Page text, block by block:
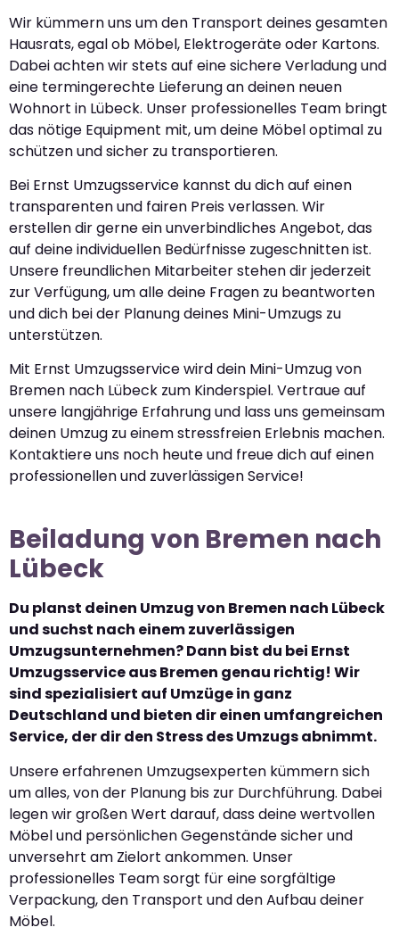
Wir kümmern uns um den Transport deines gesamten
Hausrats, egal ob Möbel, Elektrogeräte oder Kartons.
Dabei achten wir stets auf eine sichere Verladung und
eine termingerechte Lieferung an deinen neuen
Wohnort in Lübeck. Unser professionelles Team bringt
das nötige Equipment mit, um deine Möbel optimal zu
schützen und sicher zu transportieren.
Bei Ernst Umzugsservice kannst du dich auf einen
transparenten und fairen Preis verlassen. Wir
erstellen dir gerne ein unverbindliches Angebot, das
auf deine individuellen Bedürfnisse zugeschnitten ist.
Unsere freundlichen Mitarbeiter stehen dir jederzeit
zur Verfügung, um alle deine Fragen zu beantworten
und dich bei der Planung deines Mini-Umzugs zu
unterstützen.
Mit Ernst Umzugsservice wird dein Mini-Umzug von
Bremen nach Lübeck zum Kinderspiel. Vertraue auf
unsere langjährige Erfahrung und lass uns gemeinsam
deinen Umzug zu einem stressfreien Erlebnis machen.
Kontaktiere uns noch heute und freue dich auf einen
professionellen und zuverlässigen Service!
Beiladung von Bremen nach
Lübeck
Du planst deinen Umzug von Bremen nach Lübeck
und suchst nach einem zuverlässigen
Umzugsunternehmen? Dann bist du bei Ernst
Umzugsservice aus Bremen genau richtig! Wir
sind spezialisiert auf Umzüge in ganz
Deutschland und bieten dir einen umfangreichen
Service, der dir den Stress des Umzugs abnimmt.
Unsere erfahrenen Umzugsexperten kümmern sich
um alles, von der Planung bis zur Durchführung. Dabei
legen wir großen Wert darauf, dass deine wertvollen
Möbel und persönlichen Gegenstände sicher und
unversehrt am Zielort ankommen. Unser
professionelles Team sorgt für eine sorgfältige
Verpackung, den Transport und den Aufbau deiner
Möbel.